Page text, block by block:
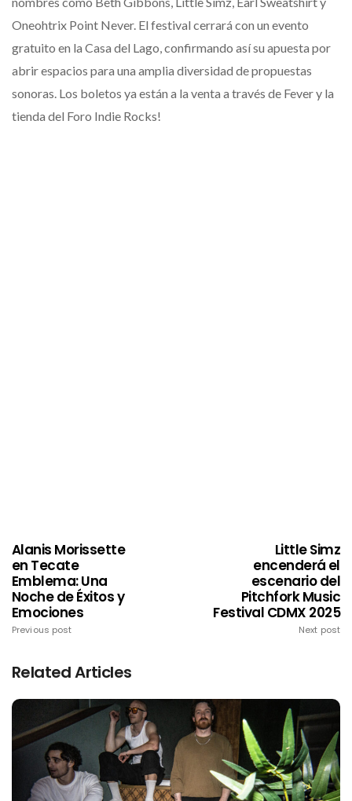
Oneohtrix Point Never. El festival cerrará con un evento
gratuito en la Casa del Lago, confirmando así su apuesta por
abrir espacios para una amplia diversidad de propuestas
sonoras. Los boletos ya están a la venta a través de Fever y la
tienda del Foro Indie Rocks!
Alanis Morissette
en Tecate
Emblema: Una
Noche de Éxitos y
Emociones
Previous post
Little Simz
encenderá el
escenario del
Pitchfork Music
Festival CDMX 2025
Next post
Related Articles